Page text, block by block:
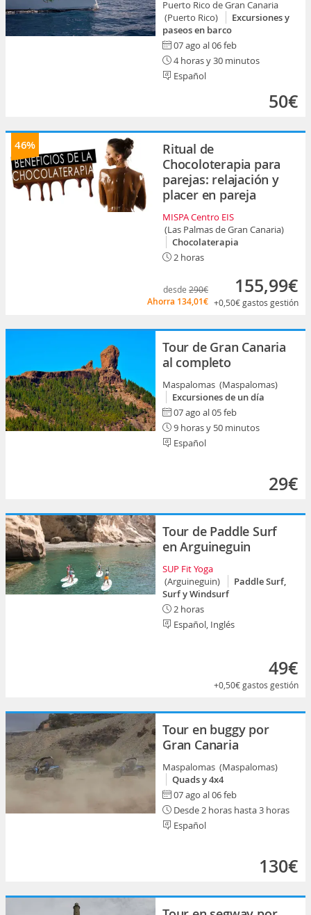
Puerto Rico de Gran Canaria
(Puerto Rico)
Excursiones y
paseos en barco
07 ago al 06 feb
4 horas y 30 minutos
Español
50€
46%
Ritual de
Chocoloterapia para
parejas: relajación y
placer en pareja
MISPA Centro EIS
(Las Palmas de Gran Canaria)
Chocolaterapia
2 horas
desde 290€
Ahorra 134,01€
155,99€
+0,50€gastos gestión
Tour de Gran Canaria
al completo
Maspalomas (Maspalomas)
Excursiones de un día
07 ago al 05 feb
9 horas y 50 minutos
Español
29€
Tour de Paddle Surf
en Arguineguin
SUP Fit Yoga
(Arguineguin)
Paddle Surf,
Surf y Windsurf
2 horas
Español, Inglés
49€
+0,50€gastos gestión
Tour en buggy por
Gran Canaria
Maspalomas (Maspalomas)
Quads y 4x4
07 ago al 06 feb
Desde 2 horas hasta 3 horas
Español
130€